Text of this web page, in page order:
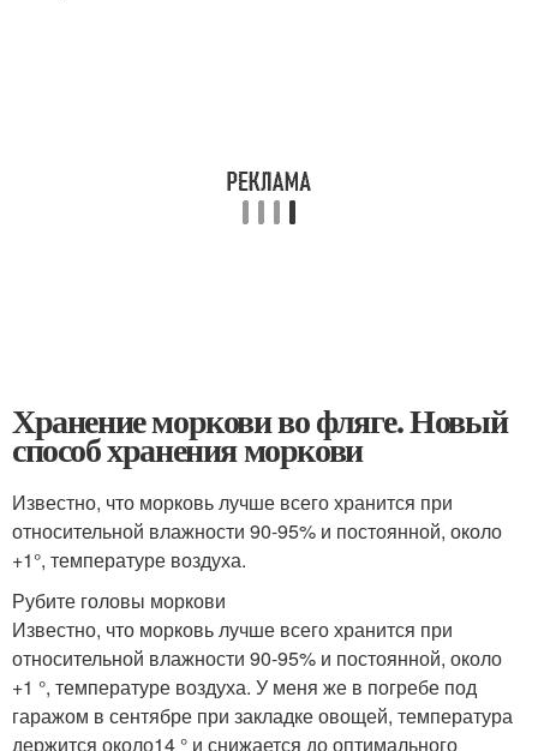
Хранение моркови во фляге. Новый
способ хранения моркови
Известно, что морковь лучше всего хранится при
относительной влажности 90-95% и постоянной, около
+1°, температуре воздуха.
Рубите головы моркови
Известно, что морковь лучше всего хранится при
относительной влажности 90-95% и постоянной, около
+1 °, температуре воздуха. У меня же в погребе под
гаражом в сентябре при закладке овощей, температура
держится около14 ° и снижается до оптимального